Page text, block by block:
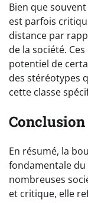
Bien que
est parfois
distance par
de la société.
potentiel de
des stéréotypes
cette classe
Conclusion
En résumé, la
fondamentale
nombreuses
et critique, elle